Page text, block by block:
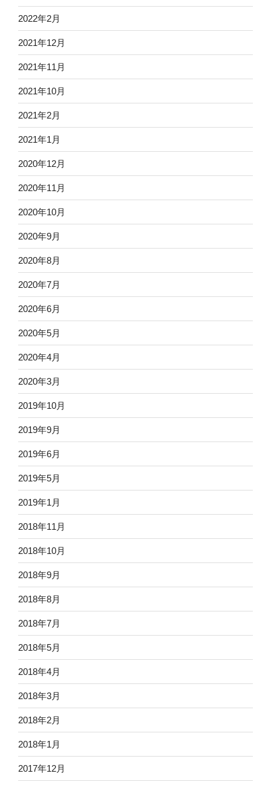
2022年2月
2021年12月
2021年11月
2021年10月
2021年2月
2021年1月
2020年12月
2020年11月
2020年10月
2020年9月
2020年8月
2020年7月
2020年6月
2020年5月
2020年4月
2020年3月
2019年10月
2019年9月
2019年6月
2019年5月
2019年1月
2018年11月
2018年10月
2018年9月
2018年8月
2018年7月
2018年5月
2018年4月
2018年3月
2018年2月
2018年1月
2017年12月